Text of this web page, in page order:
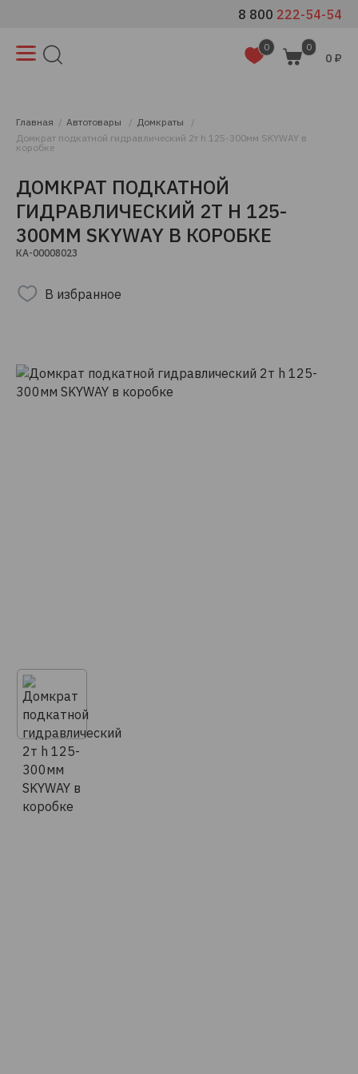
8 800 222-54-54
0 0
0 ₽
Главная Автотовары
Домкраты
Домкрат подкатной гидравлический 2т h 125-300мм SKYWAY в
коробке
ДОМКРАТ ПОДКАТНОЙ
ГИДРАВЛИЧЕСКИЙ 2Т H 125-
300ММ SKYWAY В КОРОБКЕ
КА-00008023
В избранное